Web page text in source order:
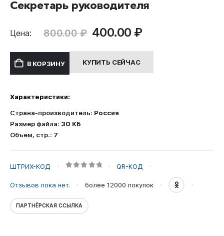
Секретарь руководителя
Цена: 800.00₽ Первоначальная
составляла
800.00 ₽.
400.00 ₽Текущая
400.00 ₽.
В КОРЗИНУ КУПИТЬ СЕЙЧАС
Характеристики:
Страна-производитель: Россия
Размер файла: 30 КБ
Объем, стр.: 7
ШТРИХ-КОД QR-КОД
Отзывов пока нет. более 12000 покупок
ПАРТНЁРСКАЯ ССЫЛКА